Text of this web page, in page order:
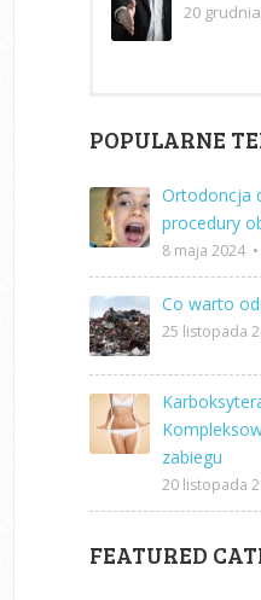
20
POPULARNE
Ortodoncja
procedury
8 maja 2024 •
Co warto
25 listopada
zabiegu
20 listopada
FEATURED